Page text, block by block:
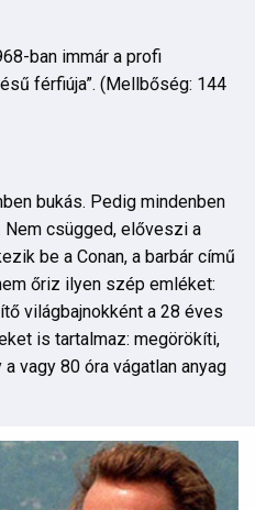
ban immár a profi
férfiúja”. (Mellbőség: 144
bukás. Pedig mindenben
Nem csügged, előveszi a
be a Conan, a barbár című
őriz ilyen szép emléket:
világbajnokként a 28 éves
is tartalmaz: megörökíti,
vagy 80 óra vágatlan anyag